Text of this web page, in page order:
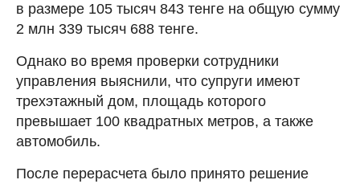
в размере 105 тысяч 843 тенге на общую сумму
2 млн 339 тысяч 688 тенге.
Однако во время проверки сотрудники
управления выяснили, что супруги имеют
трехэтажный дом, площадь которого
превышает 100 квадратных метров, а также
автомобиль.
После перерасчета было принято решение